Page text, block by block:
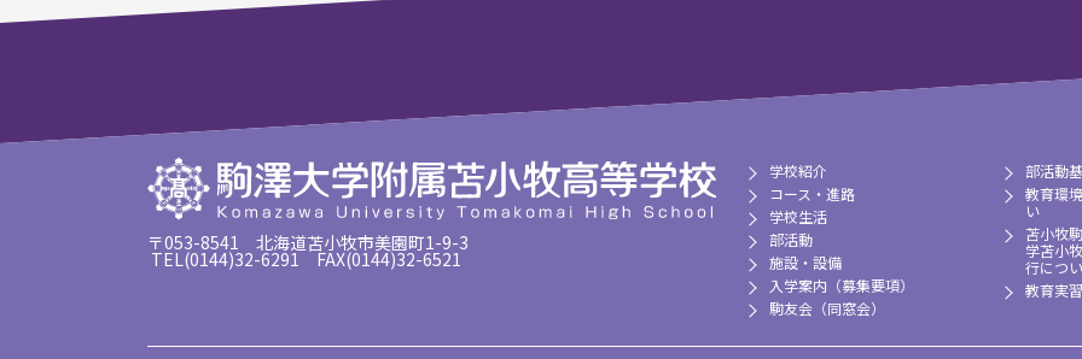
〒053-8541 北海道苫小牧市美園町1-9-3
TEL(0144)32-6291 FAX(0144)32-6521
学校紹介
コース・進路
学校生活
部活動
施設・設備
入学案内（募集要項）
駒友会（同窓会）
部活動
教育環
い
苫小牧
学苫小
行につ
教育実